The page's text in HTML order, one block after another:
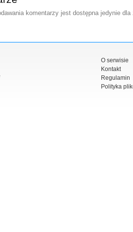
komentarzy jest dostępna jedynie
O serwisie
Kontakt
Regulamin
Polityka